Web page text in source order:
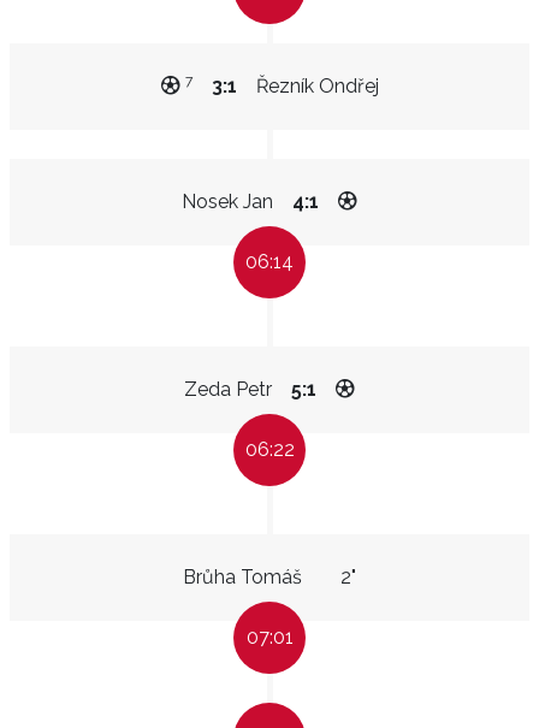
Řezník Ondřej
3:1
7
Nosek Jan 4:1
06:14
Zeda Petr 5:1
06:22
Brůha Tomáš 2"
07:01